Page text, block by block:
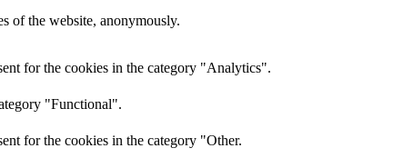
of the website, anonymously.
for the cookies in the category "Analytics".
"Functional".
for the cookies in the category "Other.